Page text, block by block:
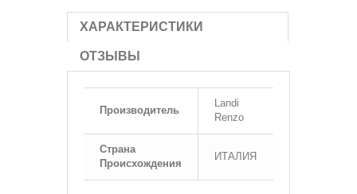
ХАРАКТЕРИСТИКИ
ОТЗЫВЫ
Производитель
Landi
Renzo
Страна
Происхождения
ИТАЛИЯ